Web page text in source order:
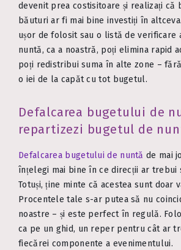
devenit prea costisitoare și realizați că
băuturi ar fi mai bine investiți în
ușor de folosit sau o listă de verificare
nuntă, ca a noastră, poți elimina rapid
poți redistribui suma în alte zone –
o iei de la capăt cu tot bugetul.
Defalcarea bugetului de
repartizezi bugetul de
Defalcarea bugetului de nuntă de mai
înțelegi mai bine în ce direcții ar trebui
Totuși, ține minte că acestea sunt doar
Procentele tale s-ar putea să nu
noastre – și este perfect în regulă.
ca pe un ghid, un reper pentru cât ar
fiecărei componente a evenimentului.